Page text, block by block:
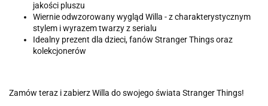
jakości pluszu
Wiernie odwzorowany wygląd Willa - z charakterystycznym
stylem i wyrazem twarzy z serialu
Idealny prezent dla dzieci, fanów Stranger Things oraz
kolekcjonerów
Zamów teraz i zabierz Willa do swojego świata Stranger Things!